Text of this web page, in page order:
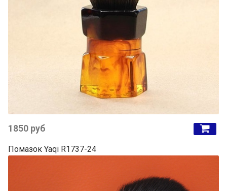
1850 руб
Помазок Yaqi R1737-24